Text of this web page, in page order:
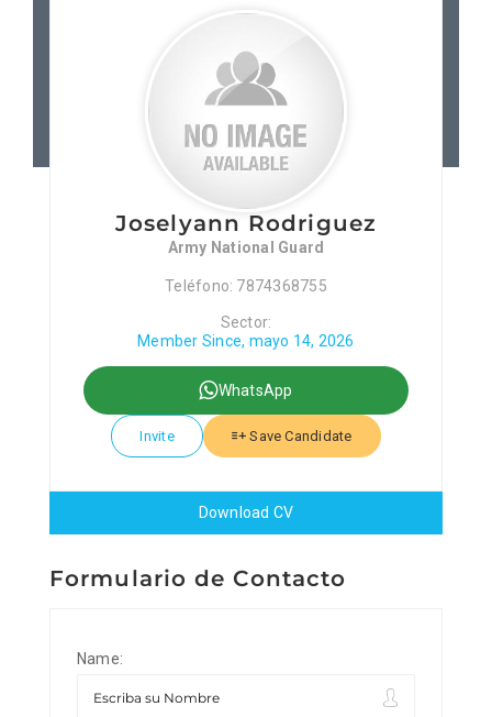
Junta Local Desarrollo
Adiestramientos
Eventos
Joselyann Rodriguez
Army National Guard
Teléfono: 7874368755
Sector:
Member Since, mayo 14, 2026
WhatsApp
Invite Save Candidate
Download CV
Formulario de Contacto
Name: